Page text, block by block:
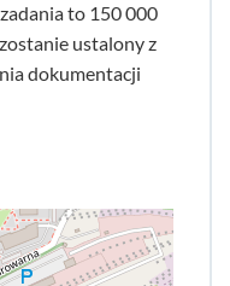
to 150 000
ustalony z
dokumentacji